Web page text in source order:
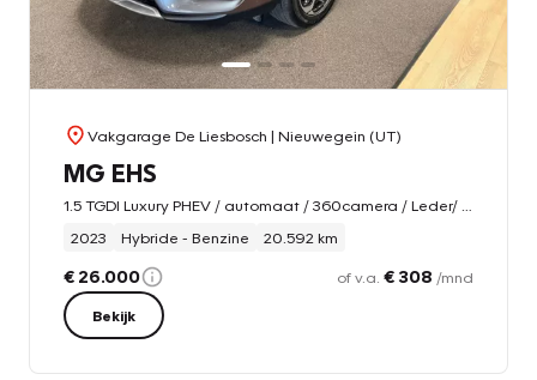
Vakgarage De Liesbosch | Nieuwegein (UT)
MG EHS
2023
Hybride - Benzine 20.592 km
€ 26.000 of v.a. € 308 /mnd
Bekijk